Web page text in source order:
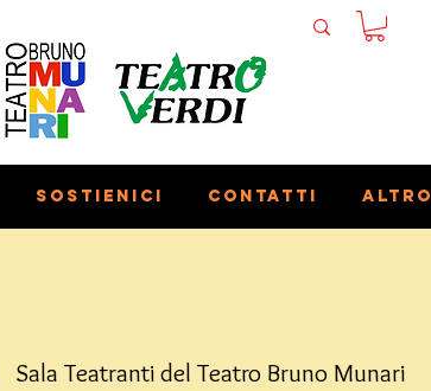
Sostienici Contatti Altro
Sala Teatranti del Teatro Bruno Munari